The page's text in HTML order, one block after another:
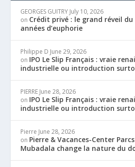
GEORGES GUITRY July 10, 2026
on Crédit privé : le grand réveil
années d’euphorie
Philippe D June 29, 2026
on IPO Le Slip Français : vraie
industrielle ou introduction
PIERRE June 28, 2026
on IPO Le Slip Français : vraie
industrielle ou introduction
Pierre June 28, 2026
on Pierre & Vacances-Center Parcs
Mubadala change la nature du